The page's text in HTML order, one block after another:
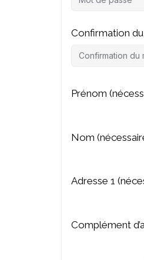
Confirmation
Prénom
Nom
Adresse 1
Complément